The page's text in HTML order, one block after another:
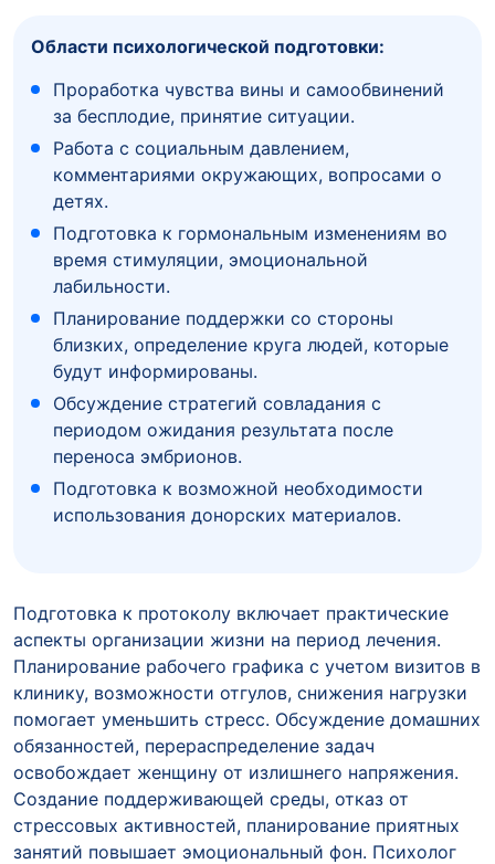
Области психологической подготовки:
Проработка чувства вины и самообвинений
за бесплодие, принятие ситуации.
Работа с социальным давлением,
комментариями окружающих, вопросами о
детях.
Подготовка к гормональным изменениям во
время стимуляции, эмоциональной
лабильности.
Планирование поддержки со стороны
близких, определение круга людей, которые
будут информированы.
Обсуждение стратегий совладания с
периодом ожидания результата после
переноса эмбрионов.
Подготовка к возможной необходимости
использования донорских материалов.
Подготовка к протоколу включает практические
аспекты организации жизни на период лечения.
Планирование рабочего графика с учетом визитов в
клинику, возможности отгулов, снижения нагрузки
помогает уменьшить стресс. Обсуждение домашних
обязанностей, перераспределение задач
освобождает женщину от излишнего напряжения.
Создание поддерживающей среды, отказ от
стрессовых активностей, планирование приятных
занятий повышает эмоциональный фон. Психолог